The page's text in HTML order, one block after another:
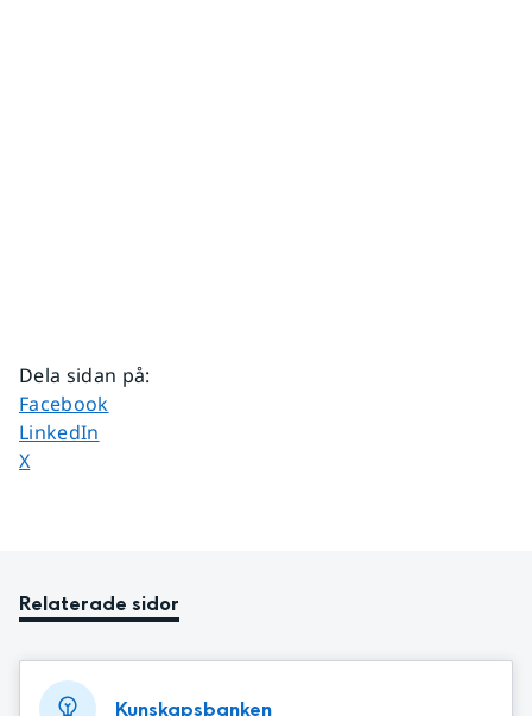
Dela sidan på:
Dela sidan på
Facebook
Dela sidan på
LinkedIn
Dela sidan på
X
Relaterade sidor
Kunskapsbanken